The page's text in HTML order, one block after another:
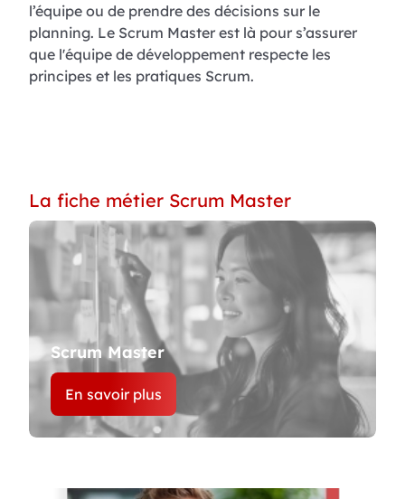
l’équipe ou de prendre des décisions sur le
planning. Le Scrum Master est là pour s’assurer
que l'équipe de développement respecte les
principes et les pratiques Scrum.
La fiche métier Scrum Master
Scrum Master
En savoir plus